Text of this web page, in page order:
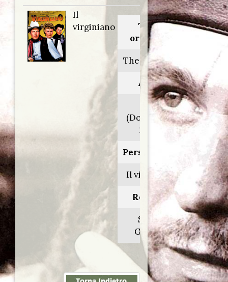
Il
virginiano
Titolo
originale:
The virginian
Anno:
1946
(Doppiaggio
2003)
Personaggio:
Il virginiano
Regia di:
Stuart
Gilmore